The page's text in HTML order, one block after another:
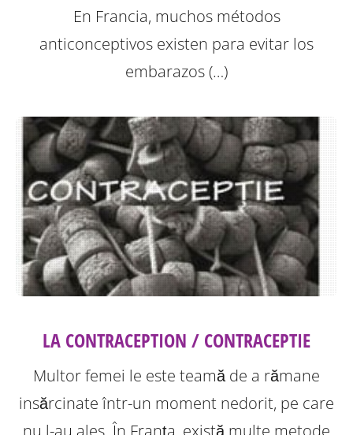
En Francia, muchos métodos
anticonceptivos existen para evitar los
embarazos (…)
LA CONTRACEPTION / CONTRACEPTIE
Multor femei le este teamă de a rămane
insărcinate într-un moment nedorit, pe care
nu l-au ales. În Franţa, există multe metode